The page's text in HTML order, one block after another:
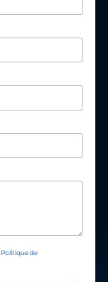
Politique de